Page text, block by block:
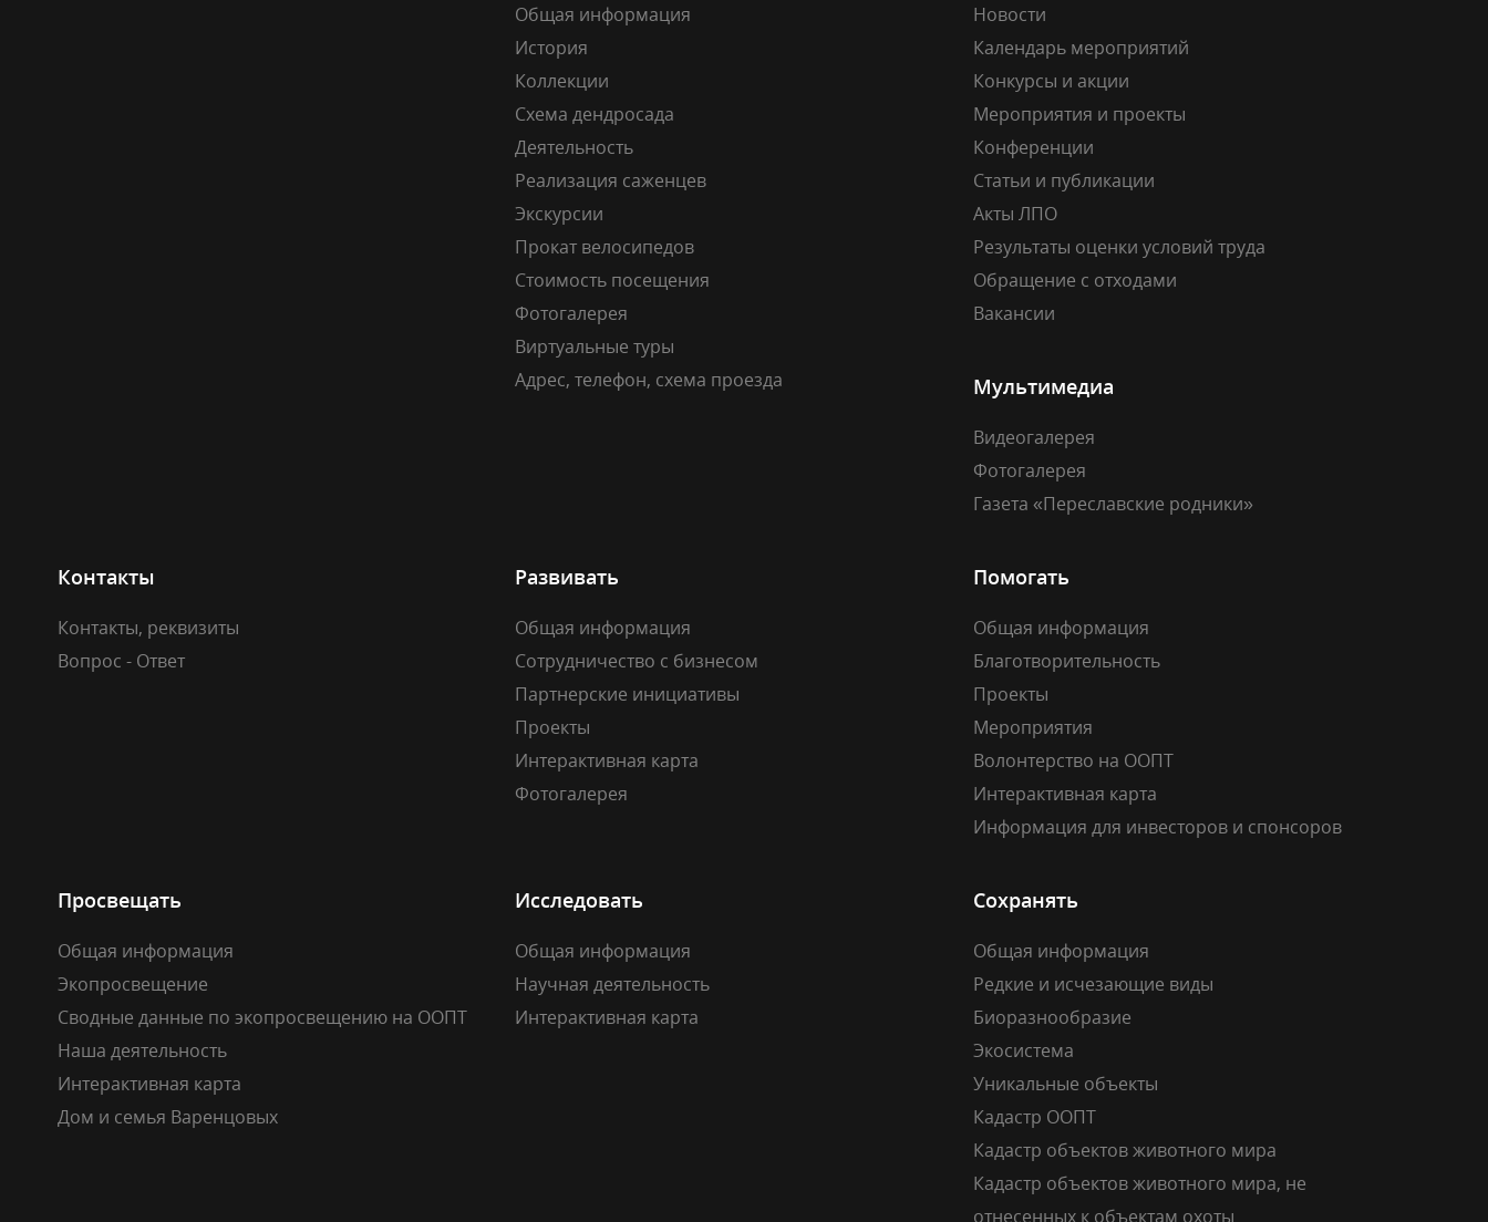
Общая информация
История
Коллекции
Схема дендросада
Деятельность
Реализация саженцев
Экскурсии
Прокат велосипедов
Стоимость посещения
Фотогалерея
Виртуальные туры
Адрес, телефон, схема проезда
Новости
Календарь мероприятий
Конкурсы и акции
Мероприятия и проекты
Конференции
Статьи и публикации
Акты ЛПО
Результаты оценки условий труда
Обращение с отходами
Вакансии
Мультимедиа
Видеогалерея
Фотогалерея
Газета «Переславские родники»
Контакты
Контакты, реквизиты
Вопрос - Ответ
Развивать
Общая информация
Сотрудничество с бизнесом
Партнерские инициативы
Проекты
Интерактивная карта
Фотогалерея
Помогать
Общая информация
Благотворительность
Проекты
Мероприятия
Волонтерство на ООПТ
Интерактивная карта
Информация для инвесторов и спонсоров
Просвещать
Общая информация
Экопросвещение
Сводные данные по экопросвещению на ООПТ
Наша деятельность
Интерактивная карта
Дом и семья Варенцовых
Исследовать
Общая информация
Научная деятельность
Интерактивная карта
Сохранять
Общая информация
Редкие и исчезающие виды
Биоразнообразие
Экосистема
Уникальные объекты
Кадастр ООПТ
Кадастр объектов животного мира
Кадастр объектов животного мира, не
отнесенных к объектам охоты